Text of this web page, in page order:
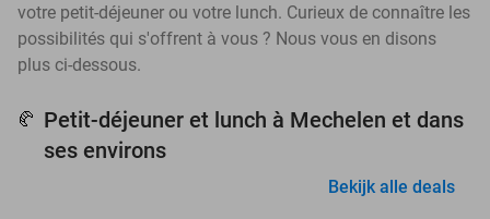
votre petit-déjeuner ou votre lunch. Curieux de connaître les
possibilités qui s'offrent à vous ? Nous vous en disons
plus ci-dessous.
🥐 Petit-déjeuner et lunch à Mechelen et dans
ses environs
Bekijk alle deals